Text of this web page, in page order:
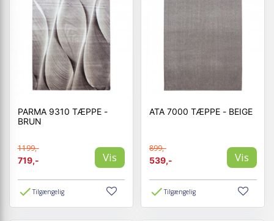
PARMA 9310 TÆPPE -
BRUN
1199,-
719,-
Vis
Tilgængelig
ATA 7000 TÆPPE - BEIGE
899,-
539,-
Vis
Tilgængelig